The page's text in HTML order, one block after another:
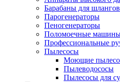
Барабаны для шлангов
Парогенераторы
Пеногенераторы
Поломоечные
Профессиональные
Пылесосы
Моющие
Пылеводососы
Пылесосы для